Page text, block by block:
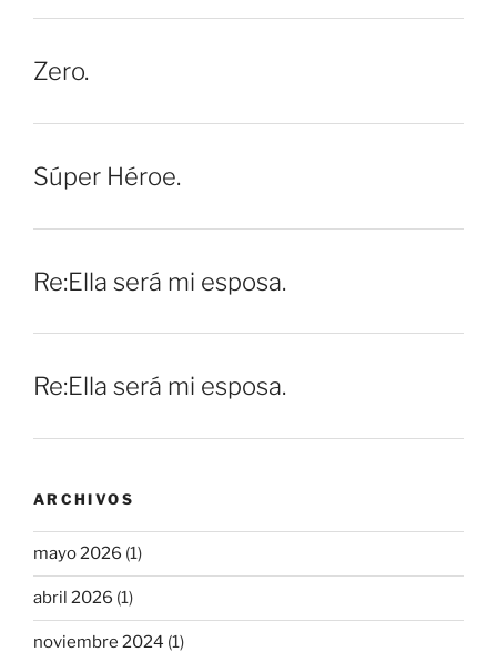
Zero.
Súper Héroe.
Re:Ella será mi esposa.
Re:Ella será mi esposa.
ARCHIVOS
mayo 2026 (1)
abril 2026 (1)
noviembre 2024 (1)